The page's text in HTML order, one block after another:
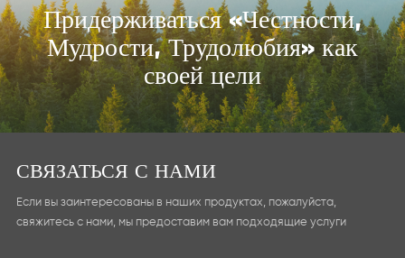
Придерживаться «Честности,
Мудрости, Трудолюбия» как
своей цели
СВЯЗАТЬСЯ С НАМИ
Если вы заинтересованы в наших продуктах, пожалуйста,
свяжитесь с нами, мы предоставим вам подходящие услуги